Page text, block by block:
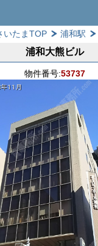
いたまTOP 浦和駅
浦和大熊ビル
物件番号:53737